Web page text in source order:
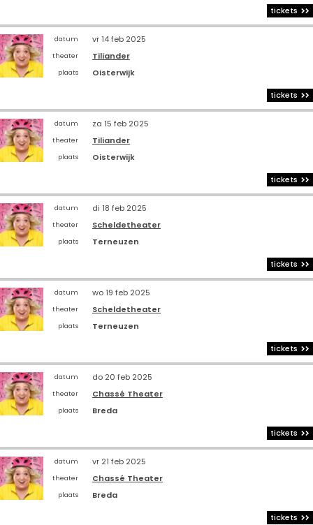
tickets
datum vr 14 feb 2025
theater Tiliander
plaats
Oisterwijk
tickets
datum za 15 feb 2025
theater Tiliander
plaats
Oisterwijk
tickets
datum di 18 feb 2025
theater Scheldetheater
plaats
Terneuzen
tickets
datum wo 19 feb 2025
theater Scheldetheater
plaats
Terneuzen
tickets
datum do 20 feb 2025
theater Chassé Theater
plaats
Breda
tickets
datum vr 21 feb 2025
theater Chassé Theater
plaats
Breda
tickets